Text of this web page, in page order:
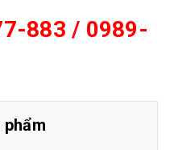
883 / 0989-